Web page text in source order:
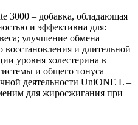
3000 – добавка, обладающая
и эффективна для:
улучшение обмена
восстановления и длительной
уровня холестерина в
и общего тонуса
деятельности UniONE L –
для жиросжигания при